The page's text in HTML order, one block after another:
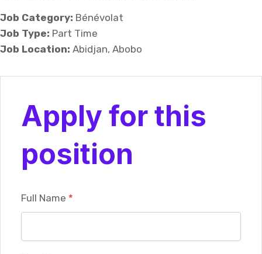
Job Category: Bénévolat
Job Type: Part Time
Job Location: Abidjan Abobo
Apply for this
position
Full Name *